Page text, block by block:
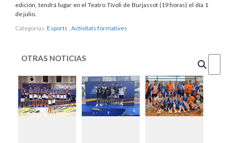
edición, tendrá lugar en el Teatro Tívoli de Burjassot (19 horas) el día 1
de julio.
Categorias: Esports Activitats formatives
OTRAS NOTICIAS